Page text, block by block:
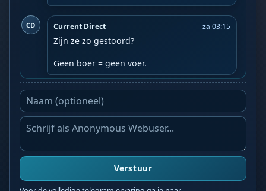
CD Current Direct za 03:15
Zijn ze zo gestoord?
Geen boer = geen voer.
Verstuur